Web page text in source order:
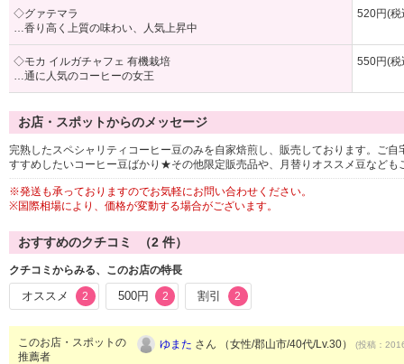
◇グァテマラ
…香り高く上質の味わい、人気上昇中
520円(税
◇モカ イルガチャフェ 有機栽培
…通に人気のコーヒーの女王
550円(税
お店・スポットからのメッセージ
完熟したスペシャリティコーヒー豆のみを自家焙煎し、販売しております。ご
すすめしたいコーヒー豆ばかり★その他限定販売品や、月替りオススメ豆なども
※発送も承っておりますのでお気軽にお問い合わせください。
※国際相場により、価格が変動する場合がございます。
おすすめのクチコミ （2 件）
クチコミからみる、このお店の特長
オススメ 2 500円 2 割引 2
このお店・スポットの
推薦者
ゆまた さん （女性/郡山市/40代/Lv.30） (投稿：